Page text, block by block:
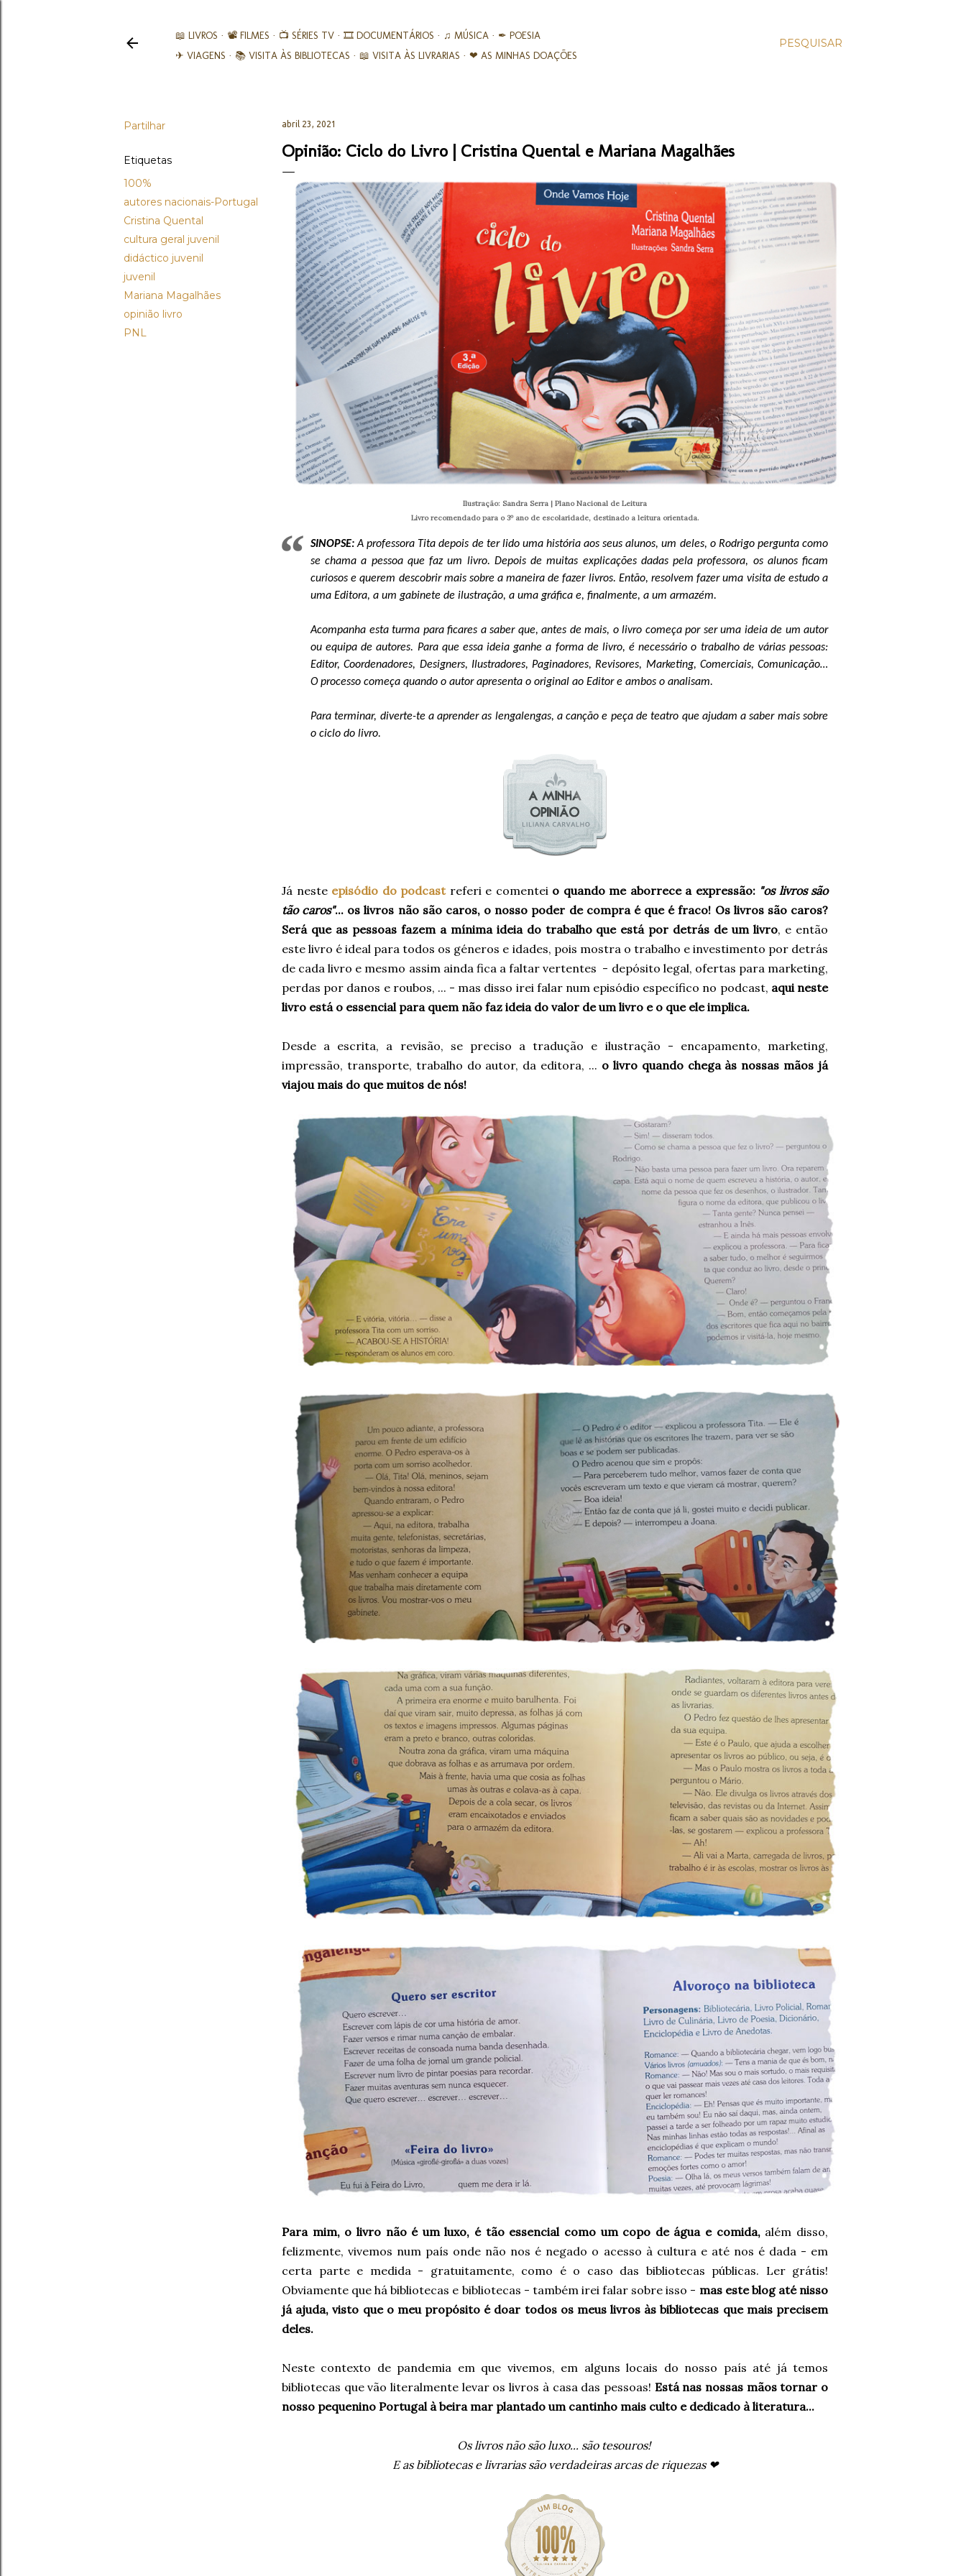
PESQUISAR
📖 LIVROS 📽️ FILMES 📺 SÉRIES TV 🎞︎ DOCUMENTÁRIOS ♫ MÚSICA
✒ POESIA
✈ VIAGENS
📚︎ VISITA ÀS BIBLIOTECAS 📖 VISITA ÀS LIVRARIAS ❤ AS MINHAS DOAÇÕES
Partilhar
Etiquetas
100%
autores nacionais-Portugal
Cristina Quental
cultura geral juvenil
didáctico juvenil
juvenil
Mariana Magalhães
opinião livro
PNL
abril 23, 2021
Opinião: Ciclo do Livro | Cristina Quental e Mariana Magalhães
Ilustração: Sandra Serra | Plano Nacional de Leitura
Livro recomendado para o 3º ano de escolaridade, destinado a leitura orientada.
SINOPSE:A professora Tita depois de ter lido uma história aos seus alunos, um deles, o Rodrigo pergunta como
se chama a pessoa que faz um livro. Depois de muitas explicações dadas pela professora, os alunos ficam
curiosos e querem descobrir mais sobre a maneira de fazer livros. Então, resolvem fazer uma visita de estudo a
uma Editora, a um gabinete de ilustração, a uma gráfica e, finalmente, a um armazém.
Acompanha esta turma para ficares a saber que, antes de mais, o livro começa por ser uma ideia de um autor
ou equipa de autores. Para que essa ideia ganhe a forma de livro, é necessário o trabalho de várias pessoas:
Editor, Coordenadores, Designers, Ilustradores, Paginadores, Revisores, Marketing, Comerciais, Comunicação…
O processo começa quando o autor apresenta o original ao Editor e ambos o analisam.
Para terminar, diverte-te a aprender as lengalengas, a canção e peça de teatro que ajudam a saber mais sobre
o ciclo do livro.
Já neste episódio do podcastreferi e comentei o quando me aborrece a expressão: "os livros são
tão caros"... os livros não são caros, o nosso poder de compra é que é fraco! Os livros são caros?
Será que as pessoas fazem a mínima ideia do trabalho que está por detrás de um livro, e então
este livro é ideal para todos os géneros e idades, pois mostra o trabalho e investimento por detrás
de cada livro e mesmo assim ainda fica a faltar vertentes - depósito legal, ofertas para marketing,
perdas por danos e roubos, ... - mas disso irei falar num episódio específico no podcast, aqui neste
livro está o essencial para quem não faz ideia do valor de um livro e o que ele implica.
Desde a escrita, a revisão, se preciso a tradução e ilustração - encapamento, marketing,
impressão, transporte, trabalho do autor, da editora, ... o livro quando chega às nossas mãos já
viajou mais do que muitos de nós!
Para mim, o livro não é um luxo, é tão essencial como um copo de água e comida,além disso,
felizmente, vivemos num país onde não nos é negado o acesso à cultura e até nos é dada - em
certa parte e medida - gratuitamente, como é o caso das bibliotecas públicas. Ler grátis!
Obviamente que há bibliotecas e bibliotecas - também irei falar sobre isso - mas este blog até nisso
já ajuda, visto que o meu propósito é doar todos os meus livros às bibliotecas que mais precisem
deles.
Neste contexto de pandemia em que vivemos, em alguns locais do nosso país até já temos
bibliotecas que vão literalmente levar os livros à casa das pessoas! Está nas nossas mãos tornar o
nosso pequenino Portugal à beira mar plantado um cantinho mais culto e dedicado à literatura...
Os livros não são luxo... são tesouros!
E as bibliotecas e livrarias são verdadeiras arcas de riquezas ❤